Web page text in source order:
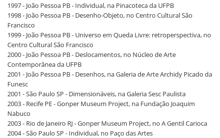
1997 - João Pessoa PB - Individual, na Pinacoteca da UFPB
1998 - João Pessoa PB - Desenho-Objeto, no Centro Cultural São
Francisco
1999 - João Pessoa PB - Universo em Queda Livre: retroperspectiva, no
Centro Cultural São Francisco
2000 - João Pessoa PB - Deslocamentos, no Núcleo de Arte
Contemporânea da UFPB
2001 - João Pessoa PB - Desenhos, na Galeria de Arte Archidy Picado da
Funesc
2001 - São Paulo SP - Dimensionáveis, na Galeria Sesc Paulista
2003 - Recife PE - Gonper Museum Project, na Fundação Joaquim
Nabuco
2003 - Rio de Janeiro RJ - Gonper Museum Project, no A Gentil Carioca
2004 - São Paulo SP - Individual, no Paço das Artes